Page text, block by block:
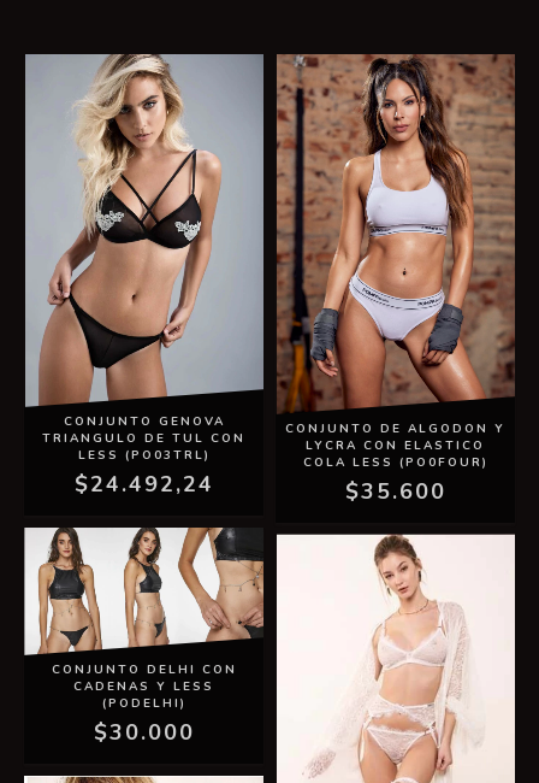
CONJUNTO GENOVA
TRIANGULO DE TUL CON
LESS (PO03TRL)
$24.492,24
CONJUNTO DE ALGODON Y
LYCRA CON ELASTICO
COLA LESS (PO0FOUR)
$35.600
CONJUNTO DELHI CON
CADENAS Y LESS
(PODELHI)
$30.000